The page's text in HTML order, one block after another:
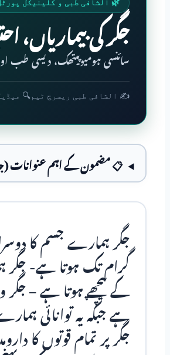
🌿 الشافی طبی و کلینیکل
جگر کی بیماریاں،
سائنسی ہومیوپیتھک، دیسی طب اور
✍️ الشافی طبی ریسرچ ٹیم🔍
📋 مضمون کے اہم عنوانات
گرام تک ہوتا ہے- جگر
کے پیچھے ہوتا ہے – جگر
ہے جبکہ یہ توانائی
جگر پر تمام قوتوں کا